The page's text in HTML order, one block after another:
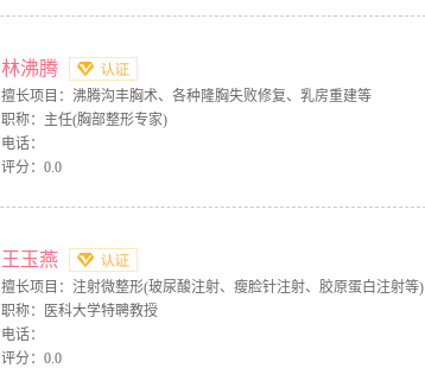
林沸腾
擅长项目：沸腾沟丰胸术、各种隆胸失败修复、乳房重建等
职称：主任(胸部整形专家)
电话：
评分：0.0
王玉燕
擅长项目：注射微整形(玻尿酸注射、瘦脸针注射、胶原蛋白注射等)
职称：医科大学特聘教授
电话：
评分：0.0